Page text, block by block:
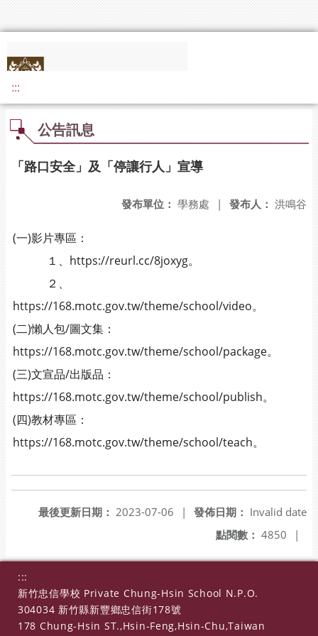
:::
公告訊息
「路口安全」及「停讓行人」宣導
發布人： 洪鳴谷
發布單位： 學務處 |
(一)影片專區：
１、https://reurl.cc/8joxyg。
２、
https://168.motc.gov.tw/theme/school/video。
(二)懶人包/圖文集：
https://168.motc.gov.tw/theme/school/package。
(三)文宣品/出版品：
https://168.motc.gov.tw/theme/school/publish。
(四)教材專區：
https://168.motc.gov.tw/theme/school/teach。
發佈日期： Invalid date
最後更新日期： 2023-07-06
|
點閱數： 4850 |
:::
新竹忠信學校 Private Chung-Hsin School N.P.O.
304034 新竹縣新豐鄉忠信街178號
178 Chung-Hsin ST.,Hsin-Feng,Hsin-Chu,Taiwan